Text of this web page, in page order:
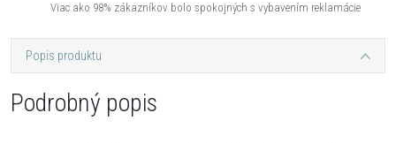
Viac ako 98% zákazníkov bolo spokojných s vybavením reklamácie
Popis produktu
Podrobný popis